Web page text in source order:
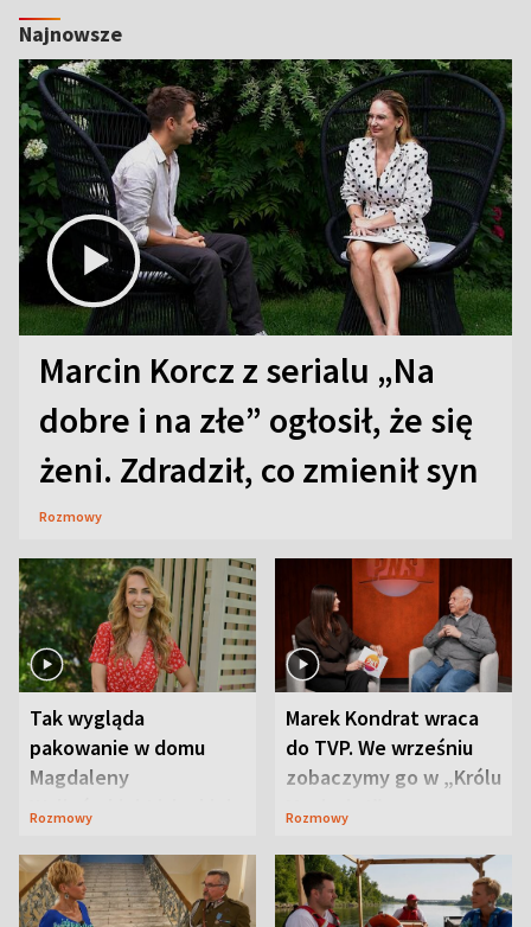
Najnowsze
Marcin Korcz z serialu „Na
dobre i na złe” ogłosił, że się
żeni. Zdradził, co zmienił syn
Rozmowy
Tak wygląda
pakowanie w domu
Magdaleny
Waligórskiej-Lisieckiej.
Rozmowy
Marek Kondrat wraca
do TVP. We wrześniu
zobaczymy go w „Królu
Maciusiu I”
Rozmowy